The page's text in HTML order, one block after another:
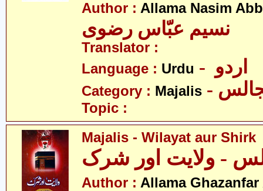
Author : Allama Nasim
نسیم عبّاس رضوی
Translator :
Language : Urdu
Category : Majalis
Topic :
Majalis - Wilayat aur Shirk
- ولایت اور شرک
Author : Allama